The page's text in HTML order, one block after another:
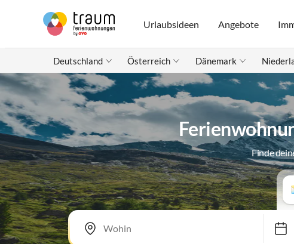
Urlaubsideen Angebote
Deutschland Österreich Dänemark
Finde